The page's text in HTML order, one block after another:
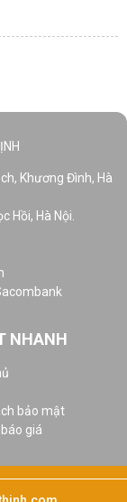
Khương Đình, Hà
Hồi, Hà Nội.
NHANH
bảo mật
giá